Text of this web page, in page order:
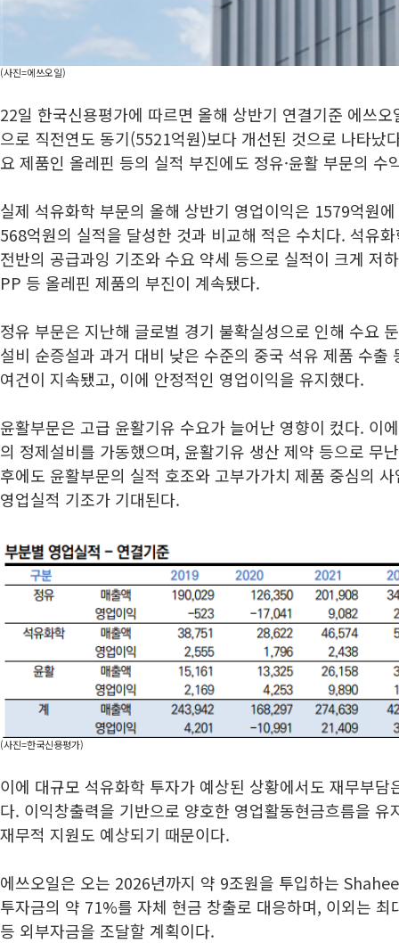
(사진=에쓰오일)
22일 한국신용평가에 따르면 올해 상반기 연결기준 에쓰
으로 직전연도 동기(5521억원)보다 개선된 것으로 나타났
요 제품인 올레핀 등의 실적 부진에도 정유·윤활 부문의 수
실제 석유화학 부문의 올해 상반기 영업이익은 1579억원
568억원의 실적을 달성한 것과 비교해 적은 수치다. 석유
전반의 공급과잉 기조와 수요 약세 등으로 실적이 크게 저
PP 등 올레핀 제품의 부진이 계속됐다.
정유 부문은 지난해 글로벌 경기 불확실성으로 인해 수요
설비 순증설과 과거 대비 낮은 수준의 중국 석유 제품 수출
여건이 지속됐고, 이에 안정적인 영업이익을 유지했다.
윤활부문은 고급 윤활기유 수요가 늘어난 영향이 컸다. 이
의 정제설비를 가동했으며, 윤활기유 생산 제약 등으로 무
후에도 윤활부문의 실적 호조와 고부가가치 제품 중심의
영업실적 기조가 기대된다.
(사진=한국신용평가)
이에 대규모 석유화학 투자가 예상된 상황에서도 재무부담
다. 이익창출력을 기반으로 양호한 영업활동현금흐름을 유
재무적 지원도 예상되기 때문이다.
에쓰오일은 오는 2026년까지 약 9조원을 투입하는
투자금의 약 71%를 자체 현금 창출로 대응하며, 이외는 최
등 외부자금을 조달할 계획이다.